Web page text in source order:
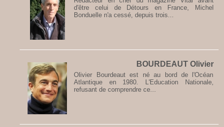
d'être celui de Détours en France, Michel
Bonduelle n'a cessé, depuis trois...
BOURDEAUT Olivier
Olivier Bourdeaut est né au bord de l'Océan
Atlantique en 1980. L'Education Nationale,
refusant de comprendre ce...